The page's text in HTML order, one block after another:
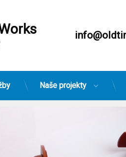
Tel:
Naše projekty